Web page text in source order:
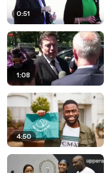
0:51
1:08
4:50